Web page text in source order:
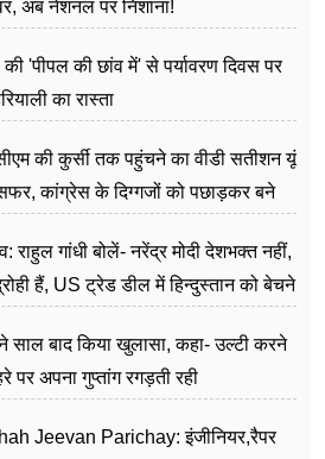
अब नेशनल पर निशाना!
की 'पीपल की छांव में' से पर्यावरण दिवस पर
का रास्ता
की कुर्सी तक पहुंचने का वीडी सतीशन यूं
कांग्रेस के दिग्गजों को पछाड़कर बने
राहुल गांधी बोलें- नरेंद्र मोदी देशभक्त नहीं,
हैं, US ट्रेड डील में हिन्दुस्तान को बेचने
साल बाद किया खुलासा, कहा- उल्टी करने
पर अपना गुप्तांग रगड़ती रही
Jeevan Parichay: इंजीनियर,रैपर